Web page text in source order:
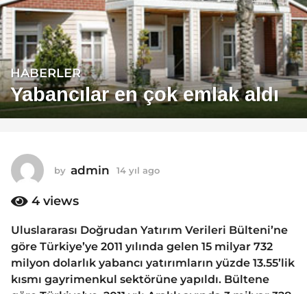
1
4
y
a
g
1
y
ı
l
a
HABERLER
Yabancılar en çok emlak aldı
by admin 14 yıl ago
a
g
o
4 views
Uluslararası Doğrudan Yatırım Verileri Bülteni’ne
göre Türkiye’ye 2011 yılında gelen 15 milyar 732
milyon dolarlık yabancı yatırımların yüzde 13.55’lik
kısmı gayrimenkul sektörüne yapıldı. Bültene